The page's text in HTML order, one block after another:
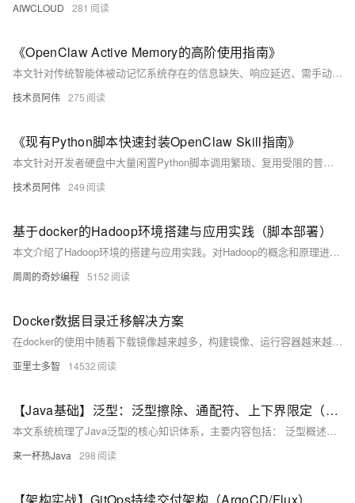
AIWCLOUD 281
《OpenClaw Active Memory的高阶使用指南》
本文针对传统智能体被动记忆系统存在的信息缺失、响应延迟、需手动触发等核心痛点，深入解析OpenClaw Active Memory插件的革命性设计理念。文章从底层架构切入，拆解其预加载上下文机制与原生三层记忆体系的协同逻辑，详细阐述插件安装配置、自动记忆提取、结构化记忆管理、多工作区隔离及团队共享记忆等全流程实战技巧，分析记忆过载、信息污染等常见使用误区与系统局限性，探讨长期使用下智能体行为的渐进式进化规律，为开发者提供可直接落地的高阶使用指南与深度技术思考。
技术员阿伟 275
《现有Python脚本快速封装OpenClaw Skill指南》
本文针对开发者硬盘中大量闲置Python脚本调用繁琐、复用受限的普遍问题，深入解析OpenClaw Skill体系的底层运行逻辑，澄清“需重写代码”的常见认知误区。文章详细阐述无侵入式封装的完整三步流程，涵盖脚本最小化预处理、语义化描述文件编写、全场景本地验证的关键细节，拆解单一职责、业务逻辑分离等核心设计原则，分享状态保持、多轮对话支持及跨Skill协同的进阶技巧，为开发者提供可直接落地的实战指南，揭示Skill体系重构代码复用方式的深层意义与生态价值。
技术员阿伟 249
基于docker的Hadoop环境搭建与应用实践（脚本部署）
本文介绍了Hadoop环境的搭建与应用实践。对Hadoop的概念和原理进行了简要说明，包括HDFS分布式文件系统和MapReduce计算模型等，主要通过脚本的方式进行快捷部署，在部署完成后对HDFS和mapreduce进行了测试，确保其功能正常。
周周的奇妙编程 5152
Docker数据目录迁移解决方案
在docker的使用中随着下载镜像越来越多，构建镜像、运行容器越来越多, 数据目录必然会逐渐增大；当所有docker镜像、容器对磁盘的使用达到上限时，就需要对数据目录进行迁移。
亚里士多智 14532
【Java基础】泛型：泛型擦除、通配符、上下界限定（附《思维导图》+《面试高频考点清单》）
本文系统梳理了Java泛型的核心知识体系，主要内容包括： 泛型概述：介绍了泛型的定义、本质和三大优势（类型安全、代码复用、可读性），以及泛型类、接口和方法的三种使用形式。 泛型擦除：深入解析了Java泛型实现的核心机制，包括擦除规则（无界类型擦除为Object，有界类型擦除为第一个边界类型）、擦除带来的问题（如无法使用instanceof、创建泛型数组等）及其解决方案。 泛型通配符：详细讲解了三种通配符类型（无界通配符、上界通配符和下界通配符）的语法、语义和使用场景。
来一杯热Java 298